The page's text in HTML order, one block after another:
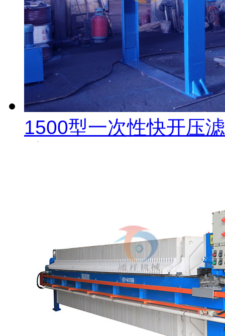
1500型一次性快开压